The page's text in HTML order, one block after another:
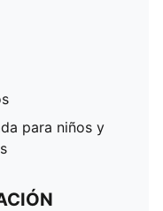
para niños y